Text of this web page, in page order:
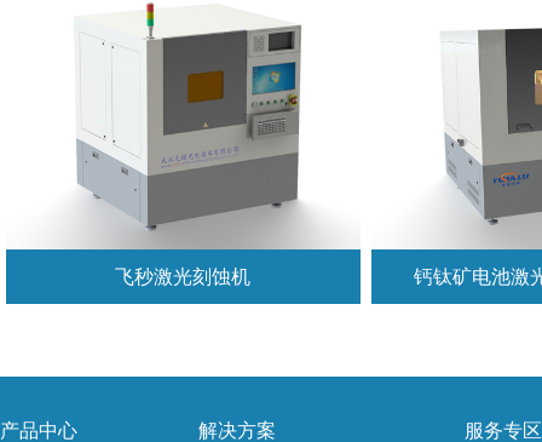
飞秒激光刻蚀机 钙钛矿电池激
产品中心 解决方案 服务专区